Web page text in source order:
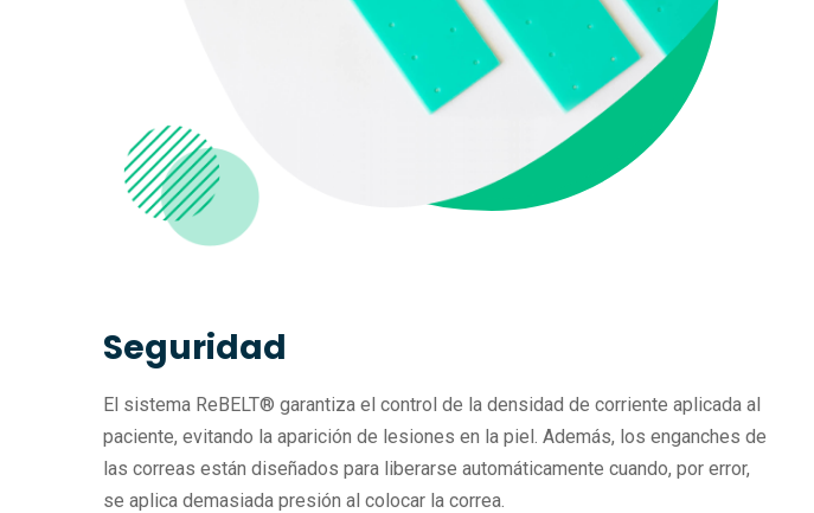
Seguridad
El sistema ReBELT® garantiza el control de la densidad de corriente aplicada al
paciente, evitando la aparición de lesiones en la piel. Además, los enganches de
las correas están diseñados para liberarse automáticamente cuando, por error,
se aplica demasiada presión al colocar la correa.